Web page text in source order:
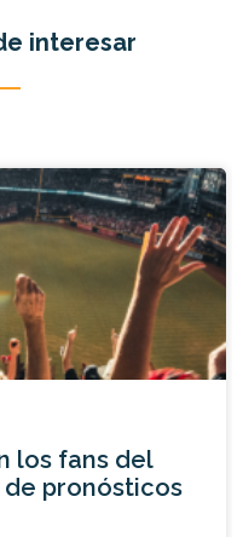
interesar
los fans del
pronósticos